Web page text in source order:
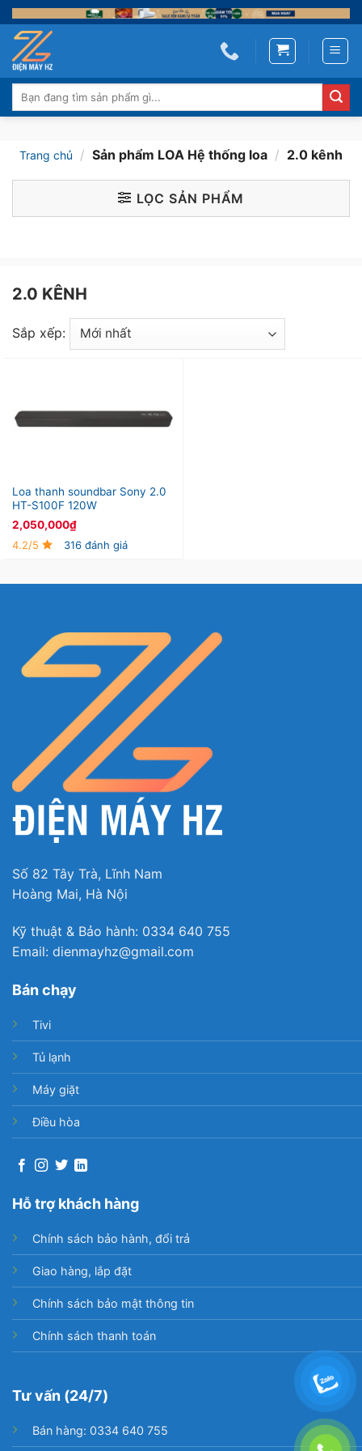
Skip
to
content
Tìm
kiếm:
Trang chủ / Sản phẩm LOA Hệ thống loa / 2.0 kênh
LỌC SẢN PHẨM
2.0 KÊNH
Sắp xếp:
Loa thanh soundbar Sony 2.0
HT-S100F 120W
2,050,000₫
4.2/5
316 đánh giá
Số 82 Tây Trà, Lĩnh Nam
Hoàng Mai, Hà Nội
Kỹ thuật & Bảo hành: 0334 640 755
Email: dienmayhz@gmail.com
Bán chạy
Tivi
Tủ lạnh
Máy giặt
Điều hòa
Hỗ trợ khách hàng
Chính sách bảo hành, đổi trả
Giao hàng, lắp đặt
Chính sách bảo mật thông tin
Chính sách thanh toán
Tư vấn (24/7)
Bán hàng: 0334 640 755